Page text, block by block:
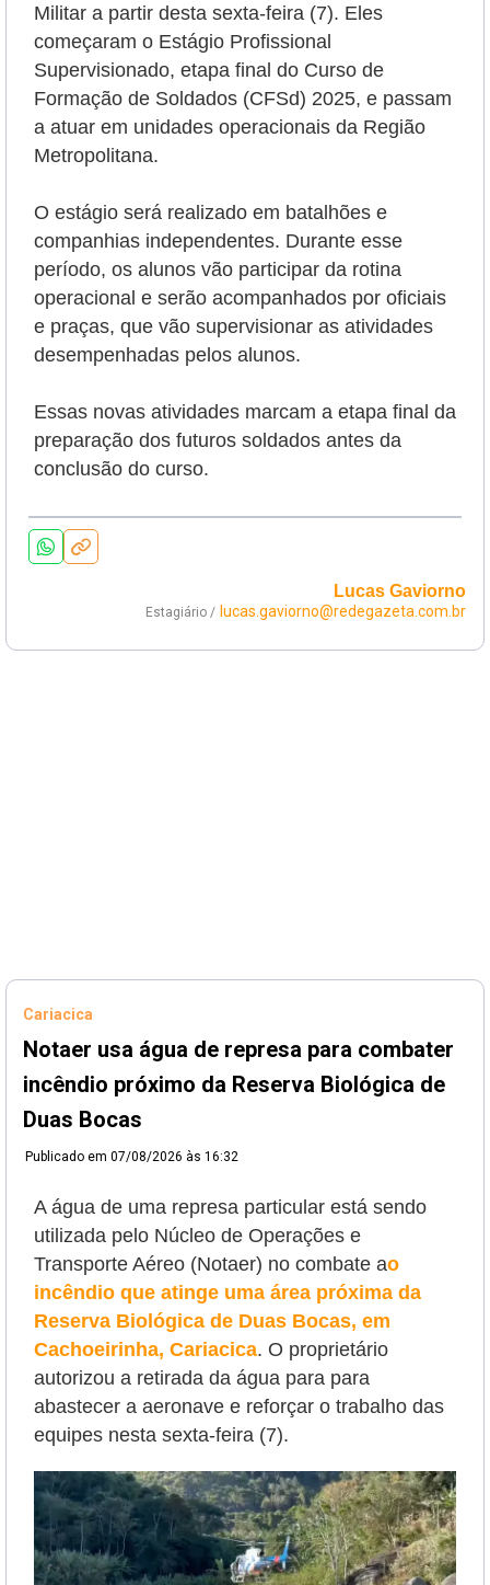
Militar a partir desta sexta-feira (7). Eles
começaram o Estágio Profissional
Supervisionado, etapa final do Curso de
Formação de Soldados (CFSd) 2025, e passam
a atuar em unidades operacionais da Região
Metropolitana.
O estágio será realizado em batalhões e
companhias independentes. Durante esse
período, os alunos vão participar da rotina
operacional e serão acompanhados por oficiais
e praças, que vão supervisionar as atividades
desempenhadas pelos alunos.
Essas novas atividades marcam a etapa final da
preparação dos futuros soldados antes da
conclusão do curso.
Lucas Gaviorno
Estagiário / lucas.gaviorno@redegazeta.com.br
Cariacica
Notaer usa água de represa para combater
incêndio próximo da Reserva Biológica de
Duas Bocas
Publicado em 07/08/2026 às 16:32
A água de uma represa particular está sendo
utilizada pelo Núcleo de Operações e
Transporte Aéreo (Notaer) no combate ao
incêndio que atinge uma área próxima da
Reserva Biológica de Duas Bocas, em
Cachoeirinha, Cariacica. O proprietário
autorizou a retirada da água para para
abastecer a aeronave e reforçar o trabalho das
equipes nesta sexta-feira (7).